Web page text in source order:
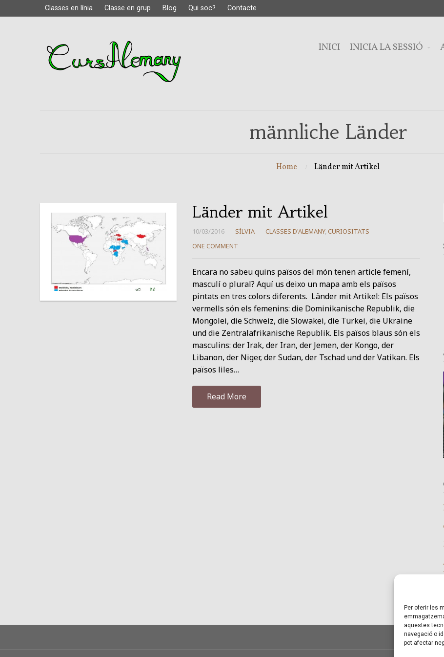
Per oferir les
aquestes
navegació o
pot afectar
Classes en línia Classe en grup Blog Qui soc? Contacte
INICI INICIA LA SESSIÓ
männliche Länder
Home Länder mit Artikel
Länder mit Artikel
10/03/2016 SÍLVIA CLASSES D'ALEMANY, CURIOSITATS
ONE COMMENT
Encara no sabeu quins països del món tenen article femení,
masculí o plural? Aquí us deixo un mapa amb els països
pintats en tres colors diferents. Länder mit Artikel: Els països
vermells són els femenins: die Dominikanische Republik, die
Mongolei, die Schweiz, die Slowakei, die Türkei, die Ukraine
und die Zentralafrikanische Republik. Els països blaus són els
masculins: der Irak, der Iran, der Jemen, der Kongo, der
Libanon, der Niger, der Sudan, der Tschad und der Vatikan. Els
països liles…
Read More